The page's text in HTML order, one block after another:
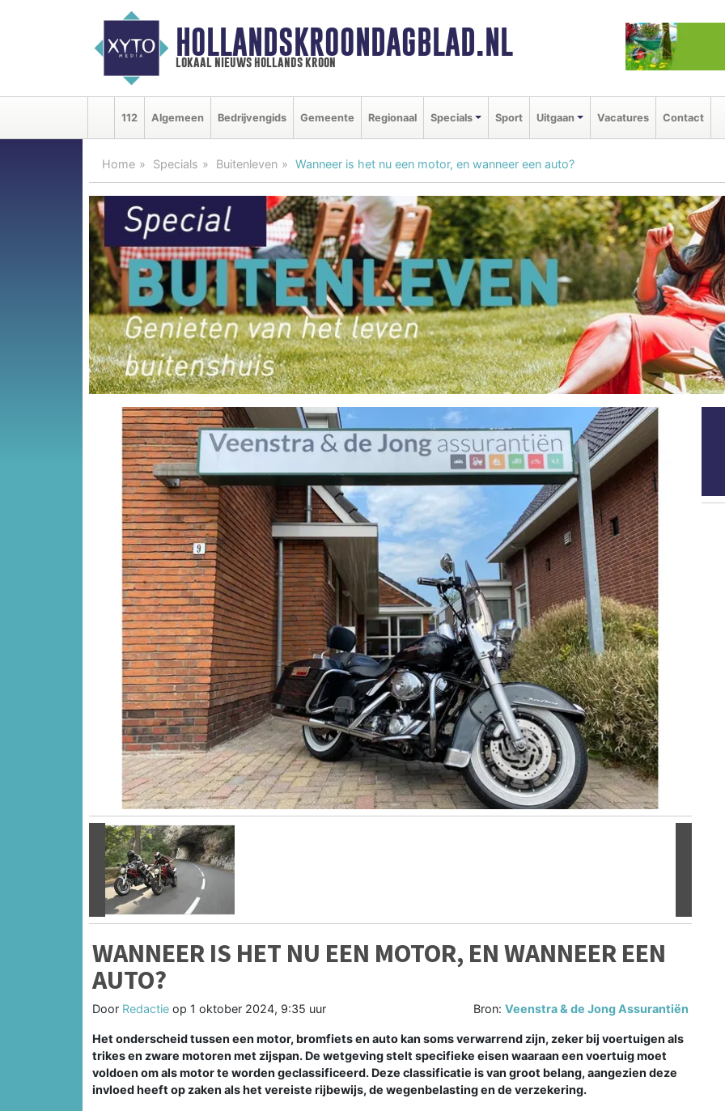
HOLLANDSKROONDAGBLAD.NL
lokaal nieuws hollands kroon
112 Algemeen Bedrijvengids Gemeente Regionaal Specials Sport Uitgaan Vacatures Contact
Home Specials Buitenleven Wanneer is het nu een motor, en wanneer een auto?
Vorige
WANNEER IS HET NU EEN MOTOR, EN WANNEER EEN
AUTO?
Door Redactie op 1 oktober 2024, 9:35 uur Bron:Veenstra & de Jong Assurantiën
Het onderscheid tussen een motor, bromfiets en auto kan soms verwarrend zijn, zeker bij voertuigen als
trikes en zware motoren met zijspan. De wetgeving stelt specifieke eisen waaraan een voertuig moet
voldoen om als motor te worden geclassificeerd. Deze classificatie is van groot belang, aangezien deze
invloed heeft op zaken als het vereiste rijbewijs, de wegenbelasting en de verzekering.